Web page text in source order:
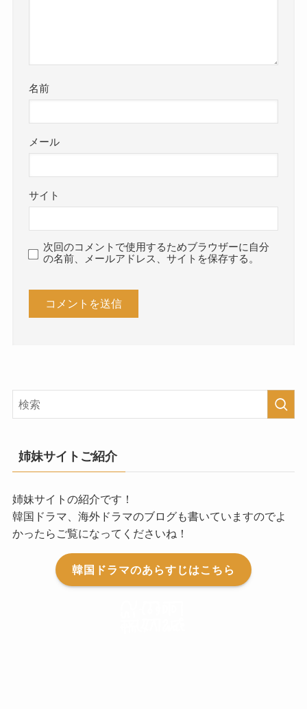
名前
メール
サイト
次回のコメントで使用するためブラウザーに自分
の名前、メールアドレス、サイトを保存する。
姉妹サイトご紹介
姉妹サイトの紹介です！
韓国ドラマ、海外ドラマのブログも書いていますのでよ
かったらご覧になってくださいね！
韓国ドラマのあらすじはこちら